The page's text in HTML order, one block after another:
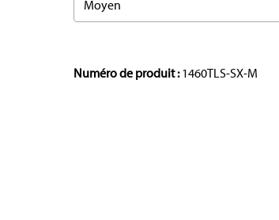
Moyen
Numéro de produit :1460TLS-SX-M